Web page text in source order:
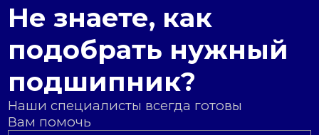
Не знаете, как
подобрать нужный
подшипник?
Наши специалисты всегда готовы
Вам помочь